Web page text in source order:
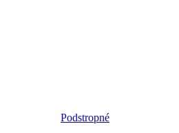
Podstropné